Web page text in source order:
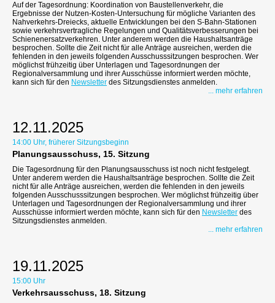
Auf der Tagesordnung: Koordination von Baustellenverkehr, die
Ergebnisse der Nutzen-Kosten-Untersuchung für mögliche Varianten des
Nahverkehrs-Dreiecks, aktuelle Entwicklungen bei den S-Bahn-Stationen
sowie verkehrsvertragliche Regelungen und Qualitätsverbesserungen bei
Schienenersatzverkehren. Unter anderem werden die Haushaltsanträge
besprochen. Sollte die Zeit nicht für alle Anträge ausreichen, werden die
fehlenden in den jeweils folgenden Ausschusssitzungen besprochen. Wer
möglichst frühzeitig über Unterlagen und Tagesordnungen der
Regionalversammlung und ihrer Ausschüsse informiert werden möchte,
kann sich für den Newsletter des Sitzungsdienstes anmelden.
... mehr erfahren
12.11.2025
14:00 Uhr, früherer Sitzungsbeginn
Planungsausschuss, 15. Sitzung
Die Tagesordnung für den Planungsausschuss ist noch nicht festgelegt.
Unter anderem werden die Haushaltsanträge besprochen. Sollte die Zeit
nicht für alle Anträge ausreichen, werden die fehlenden in den jeweils
folgenden Ausschusssitzungen besprochen. Wer möglichst frühzeitig über
Unterlagen und Tagesordnungen der Regionalversammlung und ihrer
Ausschüsse informiert werden möchte, kann sich für den Newsletter des
Sitzungsdienstes anmelden.
... mehr erfahren
19.11.2025
15:00 Uhr
Verkehrsausschuss, 18. Sitzung